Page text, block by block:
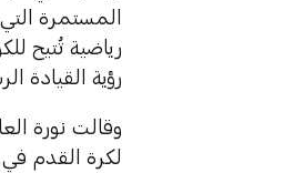
المستمرة
رياضية تُتيح
رؤية القيادة
وقالت نورة
لكرة القدم